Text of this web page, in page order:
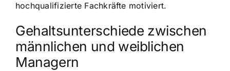
hochqualifizierte Fachkräfte motiviert.
Gehaltsunterschiede zwischen
männlichen und weiblichen
Managern